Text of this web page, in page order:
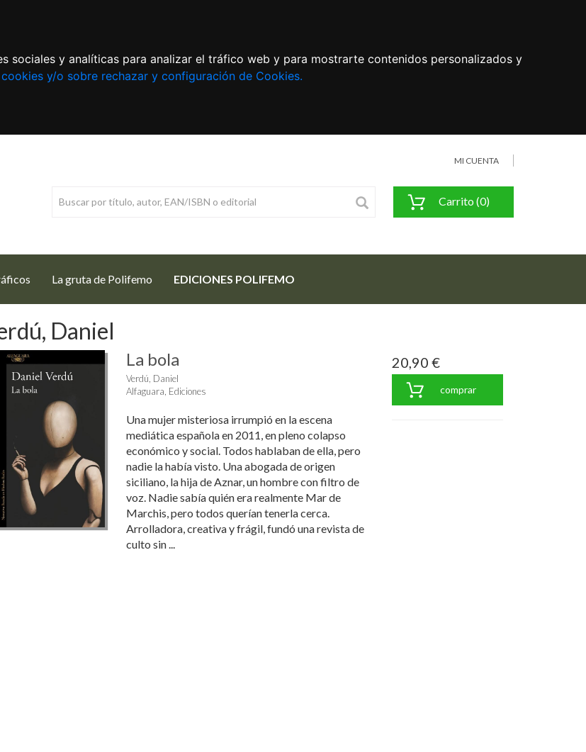
sociales y analíticas para analizar el tráfico web y para mostrarte contenidos personalizados y
y/o sobre rechazar y configuración de Cookies.
MI CUENTA
Carrito (0)
La gruta de Polifemo EDICIONES POLIFEMO
Daniel
La bola
Verdú, Daniel
Alfaguara, Ediciones
Una mujer misteriosa irrumpió en la escena
mediática española en 2011, en pleno colapso
económico y social. Todos hablaban de ella, pero
nadie la había visto. Una abogada de origen
siciliano, la hija de Aznar, un hombre con filtro de
voz. Nadie sabía quién era realmente Mar de
Marchis, pero todos querían tenerla cerca.
Arrolladora, creativa y frágil, fundó una revista de
culto sin ...
20,90 €
comprar